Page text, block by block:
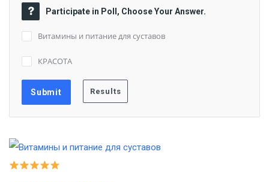
Participate in Poll, Choose Your Answer.
Витамины и питание для суставов
КРАСОТА